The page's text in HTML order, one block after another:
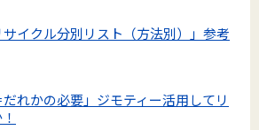
イクル分別リスト（方法別）」参考
だれかの必要」ジモティー活用してリ